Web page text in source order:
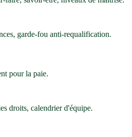
garde-fou anti-requalification.
pour la paie.
droits, calendrier d'équipe.